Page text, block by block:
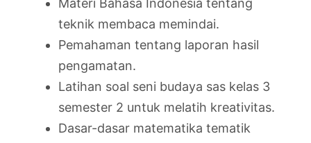
Materi Bahasa Indonesia tentang
teknik membaca memindai.
Pemahaman tentang laporan hasil
pengamatan.
Latihan soal seni budaya sas kelas 3
semester 2 untuk melatih kreativitas.
Dasar-dasar matematika tematik